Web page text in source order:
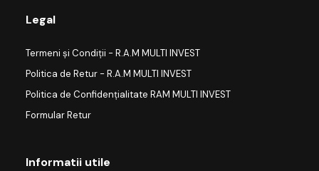
Legal
Termeni și Condiții - R.A.M MULTI INVEST
Politica de Retur - R.A.M MULTI INVEST
Politica de Confidențialitate RAM MULTI INVEST
Formular Retur
Informatii utile